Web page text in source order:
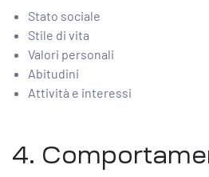
Stato sociale
Stile di vita
Valori personali
Abitudini
Attività e interessi
4.